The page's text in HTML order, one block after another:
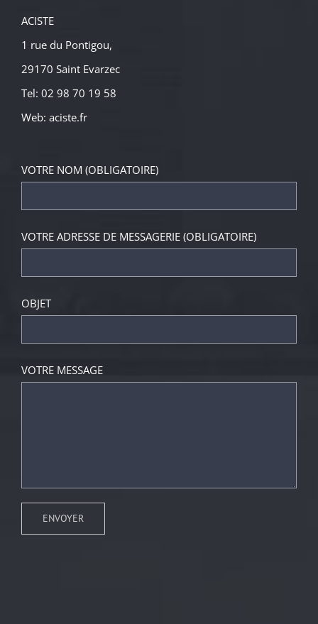
ACISTE
1 rue du Pontigou,
29170 Saint Evarzec
Tel: 02 98 70 19 58
Web: aciste.fr
VOTRE NOM (OBLIGATOIRE)
VOTRE ADRESSE DE MESSAGERIE (OBLIGATOIRE)
OBJET
VOTRE MESSAGE